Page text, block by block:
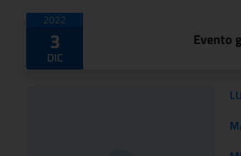
Date di apertura
2022
3
DIC
Evento
altro ARTE LIBERATA